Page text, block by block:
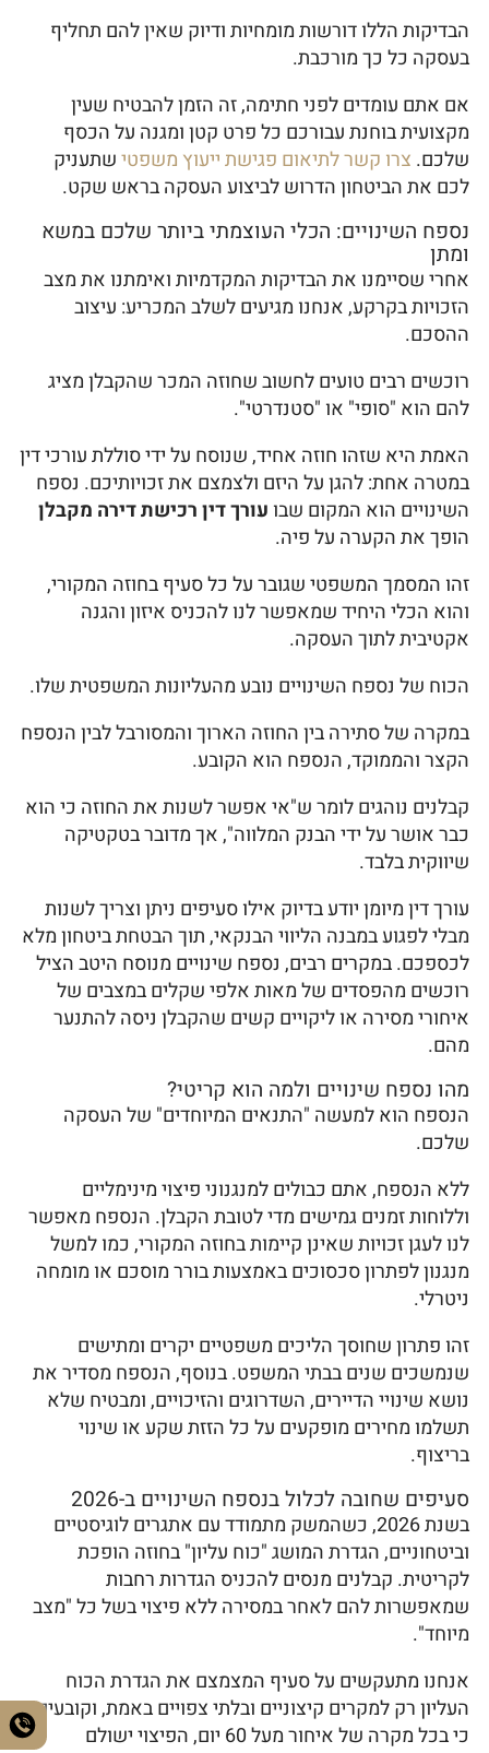
הבדיקות הללו דורשות מומחיות ודיוק שאין להם תחליף
בעסקה כל כך מורכבת.
אם אתם עומדים לפני חתימה, זה הזמן להבטיח שעין
מקצועית בוחנת עבורכם כל פרט קטן ומגנה על הכסף
שלכם. צרו קשר לתיאום פגישת ייעוץ משפטישתעניק
לכם את הביטחון הדרוש לביצוע העסקה בראש שקט.
נספח השינויים: הכלי העוצמתי ביותר שלכם במשא
ומתן
אחרי שסיימנו את הבדיקות המקדמיות ואימתנו את מצב
הזכויות בקרקע, אנחנו מגיעים לשלב המכריע: עיצוב
ההסכם.
רוכשים רבים טועים לחשוב שחוזה המכר שהקבלן מציג
להם הוא "סופי" או "סטנדרטי".
האמת היא שזהו חוזה אחיד, שנוסח על ידי סוללת עורכי דין
במטרה אחת: להגן על היזם ולצמצם את זכויותיכם. נספח
השינויים הוא המקום שבועורך דין רכישת דירה מקבלן
הופך את הקערה על פיה.
זהו המסמך המשפטי שגובר על כל סעיף בחוזה המקורי,
והוא הכלי היחיד שמאפשר לנו להכניס איזון והגנה
אקטיבית לתוך העסקה.
הכוח של נספח השינויים נובע מהעליונות המשפטית שלו.
במקרה של סתירה בין החוזה הארוך והמסורבל לבין הנספח
הקצר והממוקד, הנספח הוא הקובע.
קבלנים נוהגים לומר ש"אי אפשר לשנות את החוזה כי הוא
כבר אושר על ידי הבנק המלווה", אך מדובר בטקטיקה
שיווקית בלבד.
עורך דין מיומן יודע בדיוק אילו סעיפים ניתן וצריך לשנות
מבלי לפגוע במבנה הליווי הבנקאי, תוך הבטחת ביטחון מלא
לכספכם. במקרים רבים, נספח שינויים מנוסח היטב הציל
רוכשים מהפסדים של מאות אלפי שקלים במצבים של
איחורי מסירה או ליקויים קשים שהקבלן ניסה להתנער
מהם.
מהו נספח שינויים ולמה הוא קריטי?
הנספח הוא למעשה "התנאים המיוחדים" של העסקה
שלכם.
ללא הנספח, אתם כבולים למנגנוני פיצוי מינימליים
וללוחות זמנים גמישים מדי לטובת הקבלן. הנספח מאפשר
לנו לעגן זכויות שאינן קיימות בחוזה המקורי, כמו למשל
מנגנון לפתרון סכסוכים באמצעות בורר מוסכם או מומחה
ניטרלי.
זהו פתרון שחוסך הליכים משפטיים יקרים ומתישים
שנמשכים שנים בבתי המשפט. בנוסף, הנספח מסדיר את
נושא שינויי הדיירים, השדרוגים והזיכויים, ומבטיח שלא
תשלמו מחירים מופקעים על כל הזזת שקע או שינוי
בריצוף.
סעיפים שחובה לכלול בנספח השינויים ב-2026
בשנת 2026, כשהמשק מתמודד עם אתגרים לוגיסטיים
וביטחוניים, הגדרת המושג "כוח עליון" בחוזה הופכת
לקריטית. קבלנים מנסים להכניס הגדרות רחבות
שמאפשרות להם לאחר במסירה ללא פיצוי בשל כל "מצב
מיוחד".
אנחנו מתעקשים על סעיף המצמצם את הגדרת הכוח
העליון רק למקרים קיצוניים ובלתי צפויים באמת, וקובעים
כי בכל מקרה של איחור מעל 60 יום, הפיצוי ישולם